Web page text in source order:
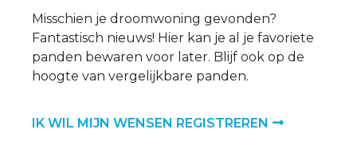
Misschien je droomwoning gevonden?
Fantastisch nieuws! Hier kan je al je favoriete
panden bewaren voor later. Blijf ook op de
hoogte van vergelijkbare panden.
IK WIL MIJN WENSEN REGISTREREN